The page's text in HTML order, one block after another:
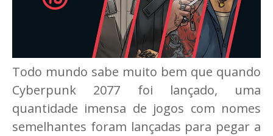
Todo mundo sabe muito bem que quando
Cyberpunk 2077 foi lançado, uma
quantidade imensa de jogos com nomes
semelhantes foram lançadas para pegar a